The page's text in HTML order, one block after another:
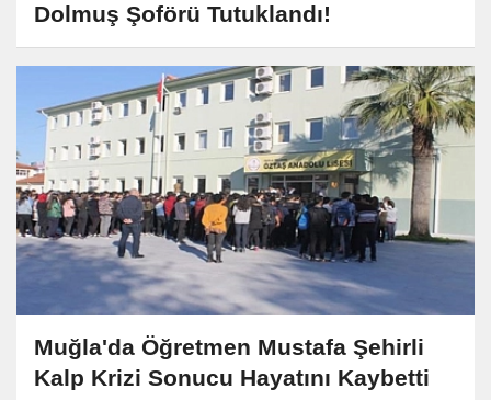
Dolmuş Şoförü Tutuklandı!
Muğla'da Öğretmen Mustafa Şehirli
Kalp Krizi Sonucu Hayatını Kaybetti